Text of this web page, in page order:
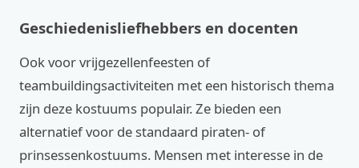
Geschiedenisliefhebbers en docenten
Ook voor vrijgezellenfeesten of
teambuildingsactiviteiten met een historisch thema
zijn deze kostuums populair. Ze bieden een
alternatief voor de standaard piraten- of
prinsessenkostuums. Mensen met interesse in de